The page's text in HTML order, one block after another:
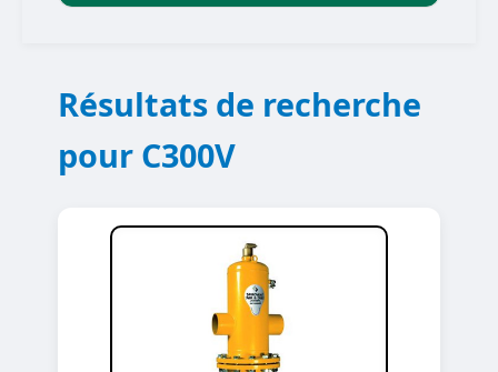
Résultats de recherche
pour C300V